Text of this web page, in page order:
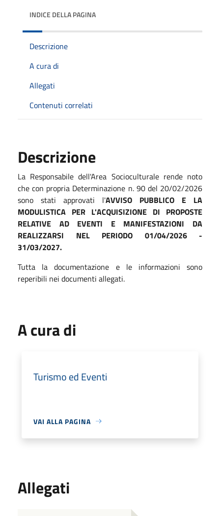
INDICE DELLA PAGINA
Descrizione
A cura di
Allegati
Contenuti correlati
Descrizione
La Responsabile dell'Area Socioculturale rende noto
che con propria Determinazione n. 90 del 20/02/2026
sono stati approvati l'AVVISO PUBBLICO E LA
MODULISTICA PER L'ACQUISIZIONE DI PROPOSTE
RELATIVE AD EVENTI E MANIFESTAZIONI DA
REALIZZARSI NEL PERIODO 01/04/2026 -
31/03/2027.
Tutta la documentazione e le informazioni sono
reperibili nei documenti allegati.
A cura di
Turismo ed Eventi
VAI ALLA PAGINA
Allegati